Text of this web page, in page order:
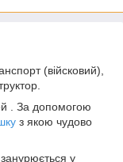
(війсковий),
. За допомогою
з якою чудово
у